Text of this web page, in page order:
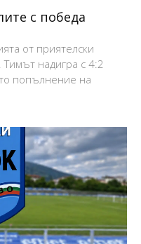
с победа
от приятелски
надигра с 4:2
попълнение на